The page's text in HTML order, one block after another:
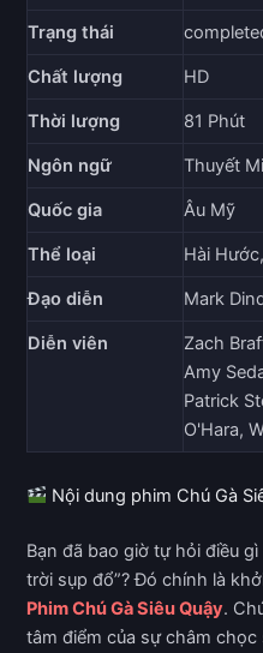
Trạng thái
Chất lượng HD
Thời lượng 81 Phút
Ngôn ngữ Thuyết
Quốc gia Âu Mỹ
Thể loại Hài
Đạo diễn Mark
Diễn viên
Zach
Amy
Patrick
O'Hara,
Nội dung phim Chú Gà
Bạn đã bao giờ tự hỏi điều
trời sụp đổ”? Đó chính là
Phim Chú Gà Siêu Quậy.
tâm điểm của sự châm